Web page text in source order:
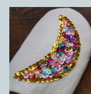
子カテゴリ
価格帯